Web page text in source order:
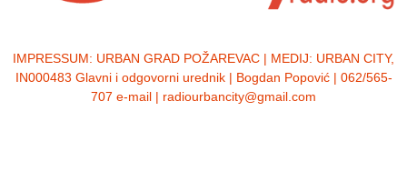
IMPRESSUM: URBAN GRAD POŽAREVAC | MEDIJ: URBAN CITY,
IN000483 Glavni i odgovorni urednik | Bogdan Popović | 062/565-
707 e-mail | radiourbancity@gmail.com